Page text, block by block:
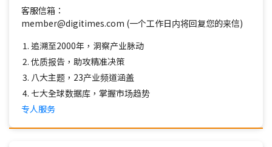
客服信箱：
member@digitimes.com (一个工作日内将回复您的来信)
追溯至2000年，洞察产业脉动
优质报告，助攻精准决策
八大主题，23产业频道涵盖
七大全球数据库，掌握市场趋势
专人服务